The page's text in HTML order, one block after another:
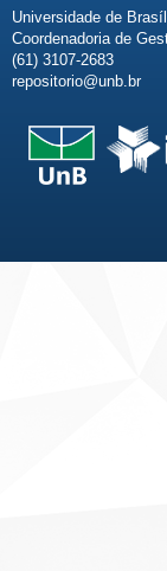
Universidade de
Coordenadoria de
(61) 3107-2683
repositorio@unb.br